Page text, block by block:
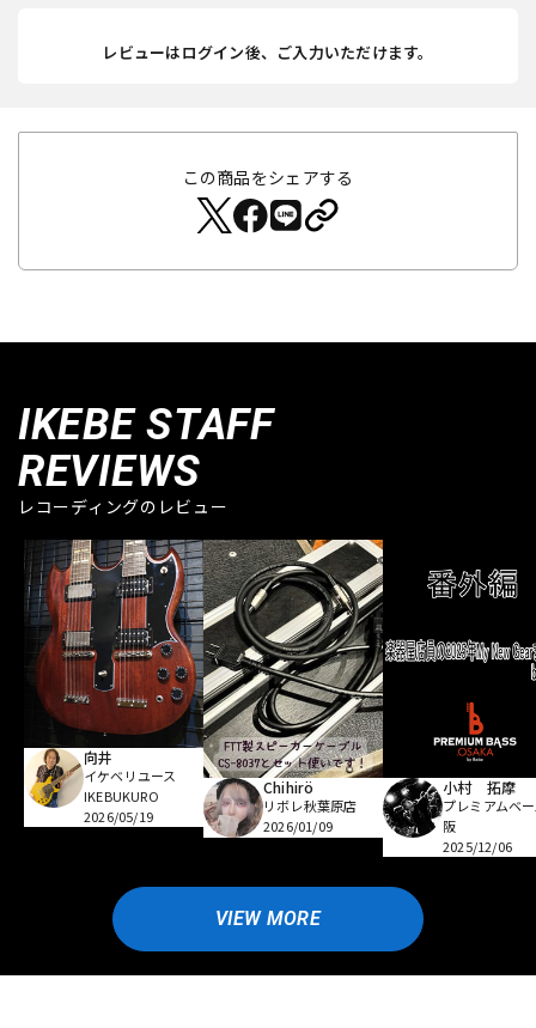
レビューはログイン後、ご入力いただけます。
この商品をシェアする
IKEBE STAFF
REVIEWS
レコーディングのレビュー
向井
イケベリユース
IKEBUKURO
2026/05/19
Chihirö
リボレ秋葉原店
2026/01/09
小村 拓摩
プレミアムベ
阪
2025/12/06
VIEW MORE